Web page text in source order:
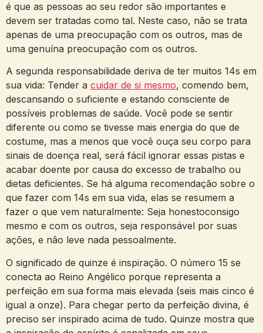
é que as pessoas ao seu redor são importantes e
devem ser tratadas como tal. Neste caso, não se trata
apenas de uma preocupação com os outros, mas de
uma genuína preocupação com os outros.
A segunda responsabilidade deriva de ter muitos 14s em
sua vida: Tender a cuidar de si mesmo, comendo bem,
descansando o suficiente e estando consciente de
possíveis problemas de saúde. Você pode se sentir
diferente ou como se tivesse mais energia do que de
costume, mas a menos que você ouça seu corpo para
sinais de doença real, será fácil ignorar essas pistas e
acabar doente por causa do excesso de trabalho ou
dietas deficientes. Se há alguma recomendação sobre o
que fazer com 14s em sua vida, elas se resumem a
fazer o que vem naturalmente: Seja honestoconsigo
mesmo e com os outros, seja responsável por suas
ações, e não leve nada pessoalmente.
O significado de quinze é inspiração. O número 15 se
conecta ao Reino Angélico porque representa a
perfeição em sua forma mais elevada (seis mais cinco é
igual a onze). Para chegar perto da perfeição divina, é
preciso ser inspirado acima de tudo. Quinze mostra que